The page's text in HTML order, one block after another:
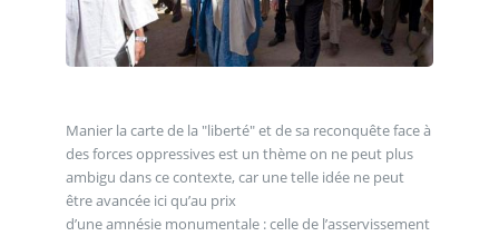
Manier la carte de la "liberté" et de sa reconquête face à
des forces oppressives est un thème on ne peut plus
ambigu dans ce contexte, car une telle idée ne peut
être avancée ici qu’au prix
d’une amnésie monumentale : celle de l’asservissement